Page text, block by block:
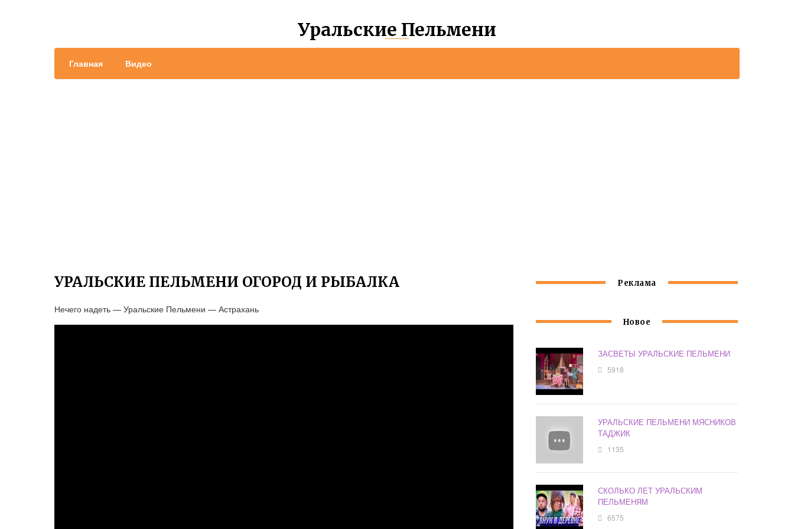
Уральские Пельмени
Главная Видео
УРАЛЬСКИЕ ПЕЛЬМЕНИ ОГОРОД И РЫБАЛКА
Нечего надеть — Уральские Пельмени — Астрахань
Реклама
Новое
ЗАСВЕТЫ УРАЛЬСКИЕ ПЕЛЬМЕНИ
5918
УРАЛЬСКИЕ ПЕЛЬМЕНИ МЯСНИКОВ
ТАДЖИК
1135
СКОЛЬКО ЛЕТ УРАЛЬСКИМ
ПЕЛЬМЕНЯМ
6575